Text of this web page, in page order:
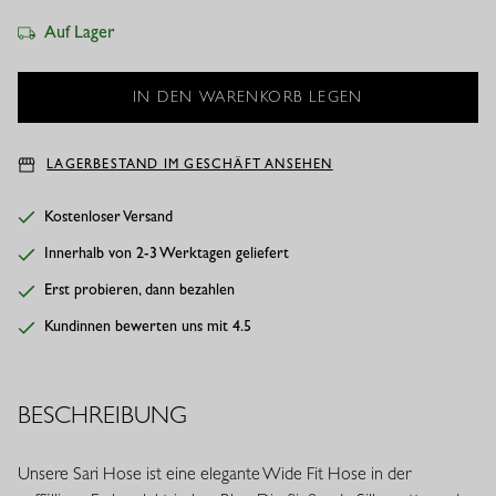
Auf Lager
LAGERBESTAND IM GESCHÄFT ANSEHEN
Kostenloser Versand
Innerhalb von 2-3 Werktagen geliefert
Erst probieren, dann bezahlen
Kundinnen bewerten uns mit 4.5
BESCHREIBUNG
Unsere Sari Hose ist eine elegante Wide Fit Hose in der